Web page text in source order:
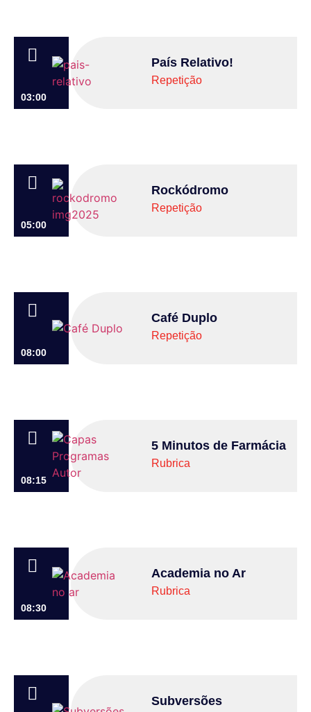
03:00
País Relativo!
Repetição
05:00
Rockódromo
Repetição
08:00
Café Duplo
Repetição
08:15
5 Minutos de Farmácia
Rubrica
08:30
Academia no Ar
Rubrica
Subversões